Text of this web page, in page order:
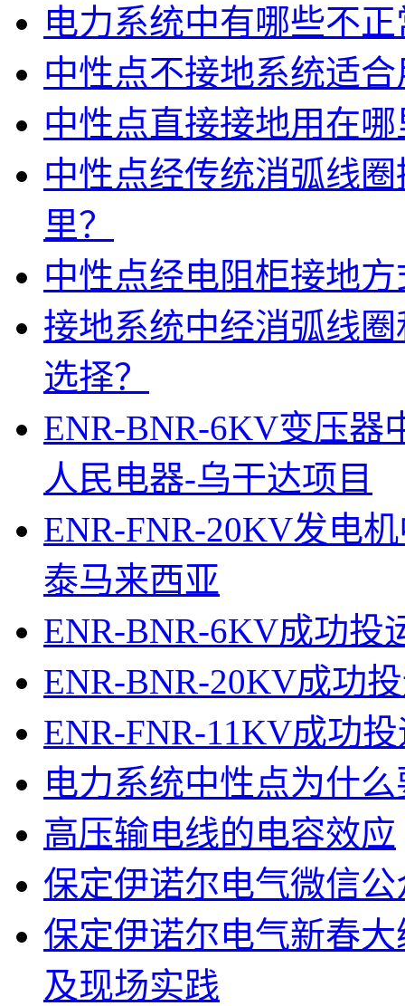
电力系统中有哪些不
中性点不接地系统适
中性点直接接地用在
中性点经传统消弧线
里？
中性点经电阻柜接地
接地系统中经消弧线
选择？
ENR-BNR-6KV变压器
人民电器-乌干达项目
ENR-FNR-20KV发电
泰马来西亚
ENR-BNR-6KV成功投
ENR-BNR-20KV成功
ENR-FNR-11KV成功
电力系统中性点为什
高压输电线的电容效应
保定伊诺尔电气微信
保定伊诺尔电气新春
及现场实践